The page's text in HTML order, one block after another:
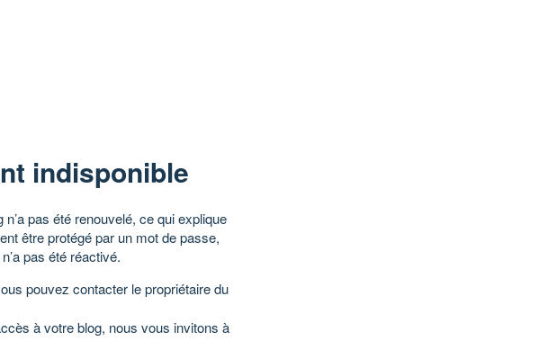
indisponible
pas été renouvelé, ce qui explique
être protégé par un mot de passe,
pas été réactivé.
pouvez contacter le propriétaire du
à votre blog, nous vous invitons à